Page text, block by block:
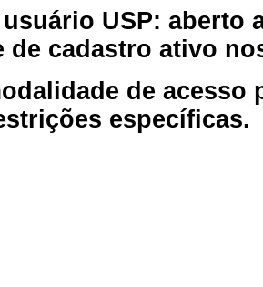
USP: aberto
de cadastro ativo
de
específicas.